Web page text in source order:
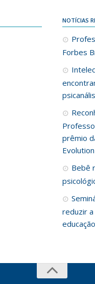
NOTÍCIAS
Forbes
prêmio
Bebê
reduzir